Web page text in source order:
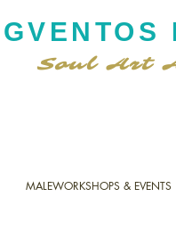
Soul Art
MALEWORKSHOPS & EVENTS